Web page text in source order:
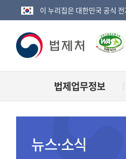
이 누리집은 대한민국 공식
법
제
로
법제업무정보
뉴스·소식